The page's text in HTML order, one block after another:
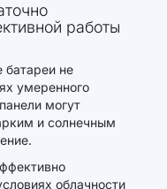
работы
батареи не
умеренного
могут
и солнечным
облачности